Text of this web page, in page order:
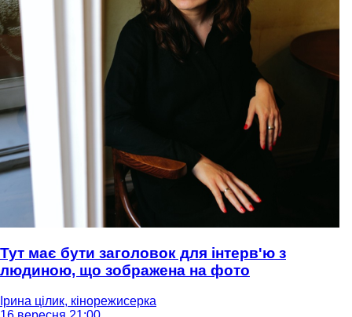
Тут має бути заголовок для інтерв'ю з
людиною, що зображена на фото
Ірина цілик, кінорежисерка